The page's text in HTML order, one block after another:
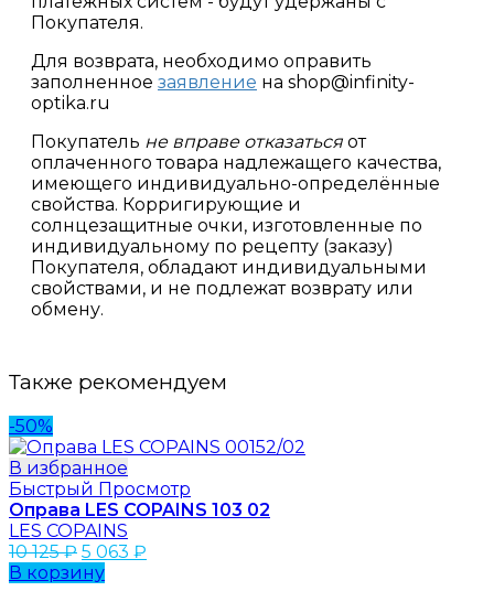
Покупателя.
Для возврата, необходимо оправить
заполненное заявление на shop@infinity-
optika.ru
Покупатель не вправе отказаться от
оплаченного товара надлежащего качества,
имеющего индивидуально-определённые
свойства. Корригирующие и
солнцезащитные очки, изготовленные по
индивидуальному по рецепту (заказу)
Покупателя, обладают индивидуальными
свойствами, и не подлежат возврату или
обмену.
Также рекомендуем
-50%
В избранное
Быстрый Просмотр
Оправа LES COPAINS 103 02
LES COPAINS
10 125₽ 5 063 ₽
В корзину